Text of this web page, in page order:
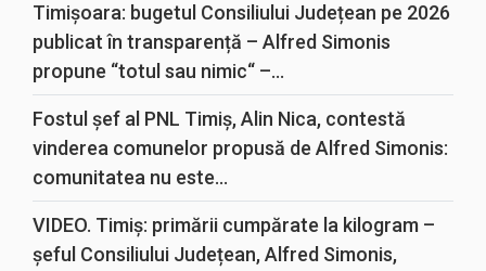
Timișoara: bugetul Consiliului Județean pe 2026
publicat în transparență – Alfred Simonis
propune “totul sau nimic“ –...
Fostul șef al PNL Timiș, Alin Nica, contestă
vinderea comunelor propusă de Alfred Simonis:
comunitatea nu este...
VIDEO. Timiș: primării cumpărate la kilogram –
șeful Consiliului Județean, Alfred Simonis,